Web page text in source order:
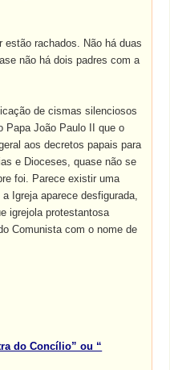
rachados. Não há duas
não há dois padres com a
de cismas silenciosos
Papa João Paulo II que o
aos decretos papais para
e Dioceses, quase não se
foi. Parece existir uma
Igreja aparece desfigurada,
igrejola protestantosa
Comunista com o nome de
do Concílio” ou “